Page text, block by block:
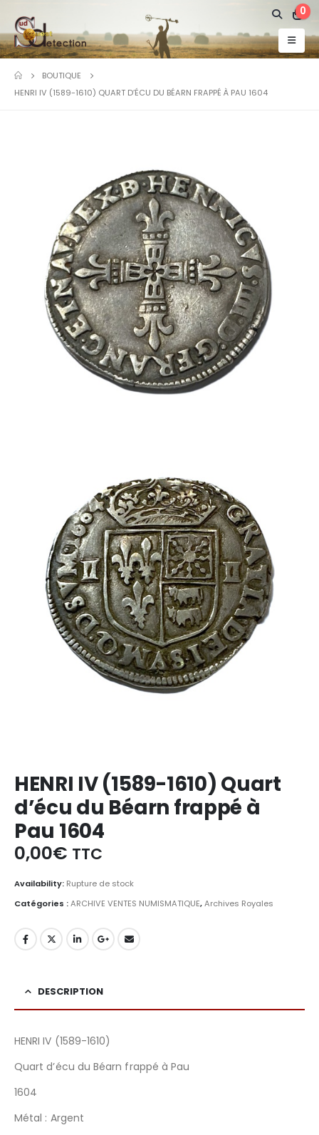
0
BOUTIQUE
HENRI IV (1589-1610) QUART D’ÉCU DU BÉARN FRAPPÉ À PAU 1604
HENRI IV (1589-1610) Quart
d’écu du Béarn frappé à
Pau 1604
0,00€ TTC
Availability: Rupture de stock
Catégories :ARCHIVE VENTES NUMISMATIQUE,Archives Royales
DESCRIPTION
HENRI IV (1589-1610)
Quart d’écu du Béarn frappé à Pau
1604
Métal : Argent